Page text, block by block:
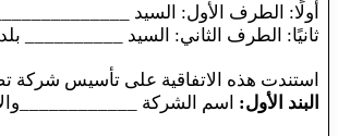
أولًا: الطرف الأول: السيد
ثانيًا: الطرف الثاني: السيد
استندت هذه الاتفاقية على تأسيس شركة
البند الأول: اسم الشركة